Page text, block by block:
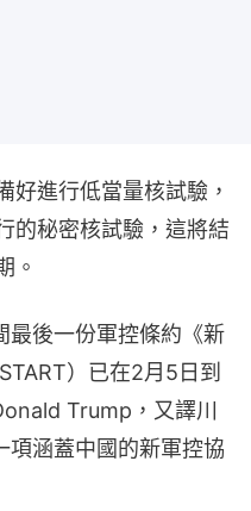
好進行低當量核試驗，
的秘密核試驗，這將結
。
最後一份軍控條約《新
）已在2月5日到
Trump，又譯川
項涵蓋中國的新軍控協